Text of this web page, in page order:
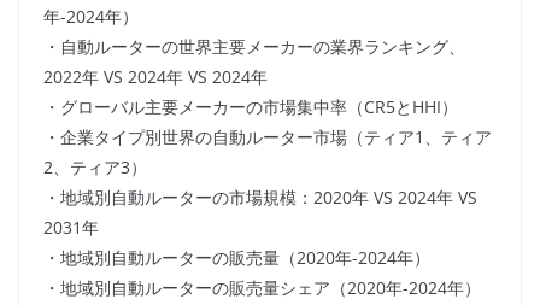
年-2024年）
・自動ルーターの世界主要メーカーの業界ランキング、
2022年 VS 2024年 VS 2024年
・グローバル主要メーカーの市場集中率（CR5とHHI）
・企業タイプ別世界の自動ルーター市場（ティア1、ティア
2、ティア3）
・地域別自動ルーターの市場規模：2020年 VS 2024年 VS
2031年
・地域別自動ルーターの販売量（2020年-2024年）
・地域別自動ルーターの販売量シェア（2020年-2024年）